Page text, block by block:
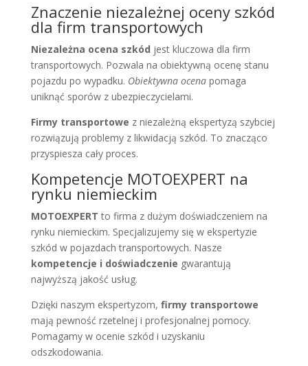
Znaczenie niezależnej oceny szkód
dla firm transportowych
Niezależna ocena szkód jest kluczowa dla firm
transportowych. Pozwala na obiektywną ocenę stanu
pojazdu po wypadku. Obiektywna ocenapomaga
uniknąć sporów z ubezpieczycielami.
Firmy transportowe z niezależną ekspertyzą szybciej
rozwiązują problemy z likwidacją szkód. To znacząco
przyspiesza cały proces.
Kompetencje MOTOEXPERT na
rynku niemieckim
MOTOEXPERT to firma z dużym doświadczeniem na
rynku niemieckim. Specjalizujemy się w ekspertyzie
szkód w pojazdach transportowych. Nasze
kompetencje i doświadczenie gwarantują
najwyższą jakość usług.
Dzięki naszym ekspertyzom, firmy transportowe
mają pewność rzetelnej i profesjonalnej pomocy.
Pomagamy w ocenie szkód i uzyskaniu
odszkodowania.